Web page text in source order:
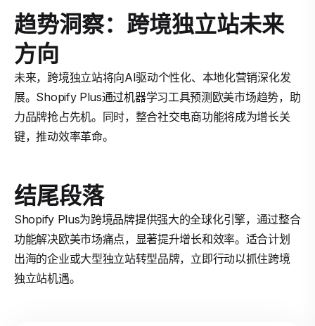
趋势洞察：跨境独立站未来
方向
未来，跨境独立站将向AI驱动个性化、本地化营销深化发
展。Shopify Plus通过机器学习工具预测欧美市场趋势，助
力品牌抢占先机。同时，整合社交电商功能将成为增长关
键，推动效率革命。
结尾段落
Shopify Plus为跨境品牌提供强大的全球化引擎，通过整合
功能解决欧美市场痛点，显著提升增长和效率。适合计划
出海的企业或大型独立站转型品牌，立即行动以抓住跨境
独立站机遇。